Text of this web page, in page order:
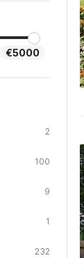
€5000
2
100
9
1
232